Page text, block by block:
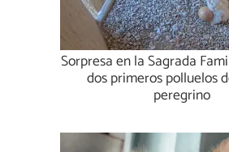
Sorpresa en la Sagrada
dos primeros polluelos
peregrino